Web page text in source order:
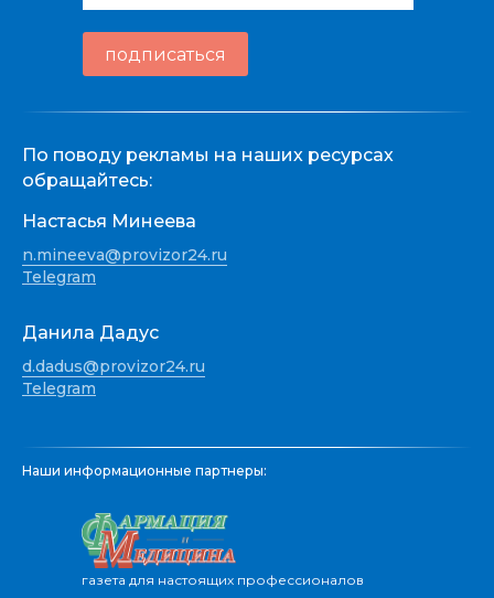
подписаться
По поводу рекламы на наших ресурсах
обращайтесь:
Настасья Минеева
n.mineeva@provizor24.ru
Telegram
Данила Дадус
d.dadus@provizor24.ru
Telegram
Наши информационные партнеры:
газета для настоящих профессионалов